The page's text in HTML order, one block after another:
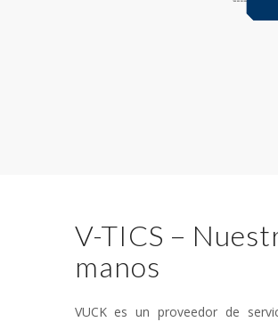
V-TICS –
manos
VUCK es un proveedor de